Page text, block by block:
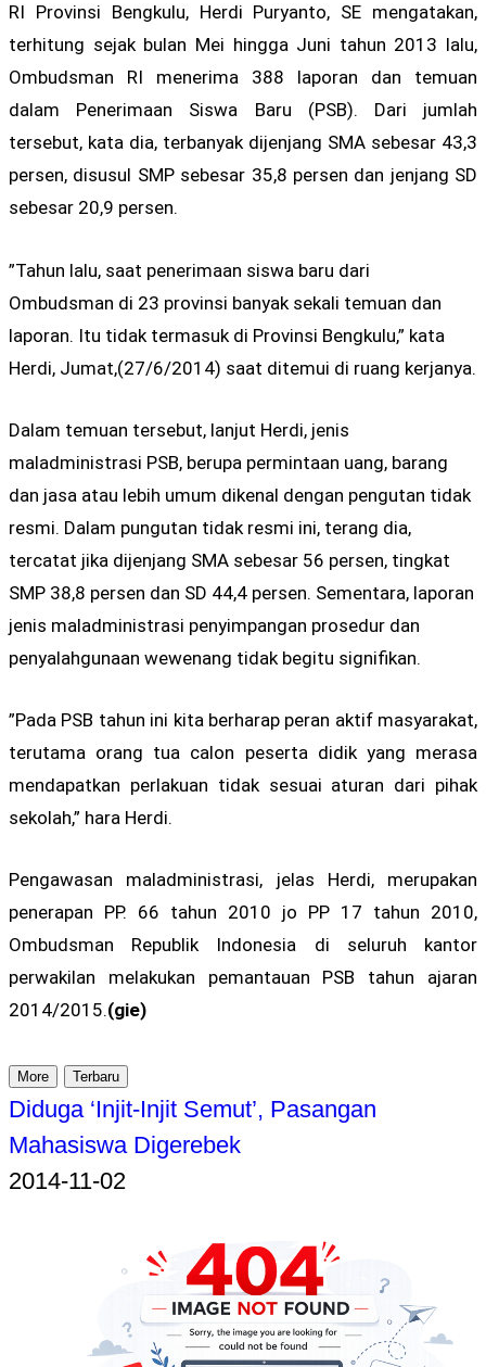
RI Provinsi Bengkulu, Herdi Puryanto, SE mengatakan,
terhitung sejak bulan Mei hingga Juni tahun 2013 lalu,
Ombudsman RI menerima 388 laporan dan temuan
dalam Penerimaan Siswa Baru (PSB). Dari jumlah
tersebut, kata dia, terbanyak dijenjang SMA sebesar 43,3
persen, disusul SMP sebesar 35,8 persen dan jenjang SD
sebesar 20,9 persen.
”Tahun lalu, saat penerimaan siswa baru dari
Ombudsman di 23 provinsi banyak sekali temuan dan
laporan. Itu tidak termasuk di Provinsi Bengkulu,” kata
Herdi, Jumat,(27/6/2014) saat ditemui di ruang kerjanya.
Dalam temuan tersebut, lanjut Herdi, jenis
maladministrasi PSB, berupa permintaan uang, barang
dan jasa atau lebih umum dikenal dengan pengutan tidak
resmi. Dalam pungutan tidak resmi ini, terang dia,
tercatat jika dijenjang SMA sebesar 56 persen, tingkat
SMP 38,8 persen dan SD 44,4 persen. Sementara, laporan
jenis maladministrasi penyimpangan prosedur dan
penyalahgunaan wewenang tidak begitu signifikan.
”Pada PSB tahun ini kita berharap peran aktif masyarakat,
terutama orang tua calon peserta didik yang merasa
mendapatkan perlakuan tidak sesuai aturan dari pihak
sekolah,” hara Herdi.
Pengawasan maladministrasi, jelas Herdi, merupakan
penerapan PP. 66 tahun 2010 jo PP 17 tahun 2010,
Ombudsman Republik Indonesia di seluruh kantor
perwakilan melakukan pemantauan PSB tahun ajaran
2014/2015.(gie)
More Terbaru
Diduga ‘Injit-Injit Semut’, Pasangan
Mahasiswa Digerebek
2014-11-02